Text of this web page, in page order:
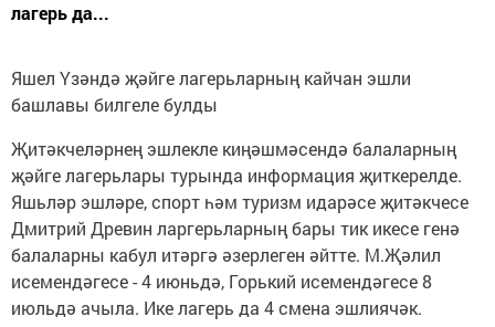
лагерь да...
Яшел Үзәндә җәйге лагерьларның кайчан эшли
башлавы билгеле булды
Җитәкчеләрнең эшлекле киңәшмәсендә балаларның
җәйге лагерьлары турында информация җиткерелде.
Яшьләр эшләре, спорт һәм туризм идарәсе җитәкчесе
Дмитрий Древин ларгерьларның бары тик икесе генә
балаларны кабул итәргә әзерлеген әйтте. М.Җәлил
исемендәгесе - 4 июньдә, Горький исемендәгесе 8
июльдә ачыла. Ике лагерь да 4 смена эшлиячәк.